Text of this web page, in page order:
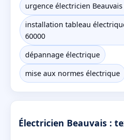
urgence électricien Beauvais
installation tableau
60000
dépannage électrique
mise aux normes électrique
Électricien Beauvais :